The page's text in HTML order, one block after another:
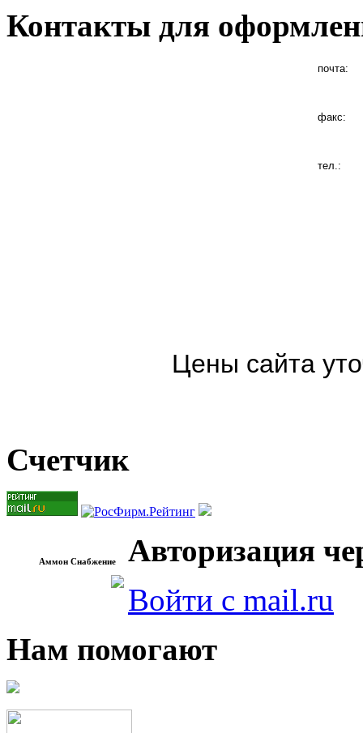
Контакты для
почта:
факс:
тел.:
Цены сайта
Счетчик
Аммон Снабжение
Авторизация
Войти с mail.ru
Нам помогают